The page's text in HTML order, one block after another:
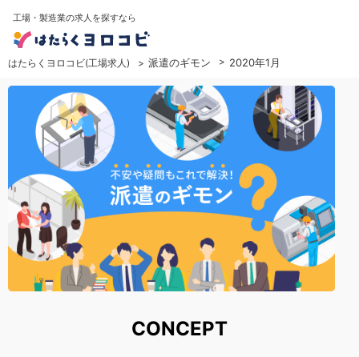
工場・製造業の求人を探すなら
はたらくヨロコビ(工場求人) 派遣のギモン 2020年1月
CONCEPT